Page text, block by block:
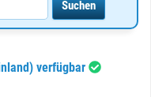
verfügbar